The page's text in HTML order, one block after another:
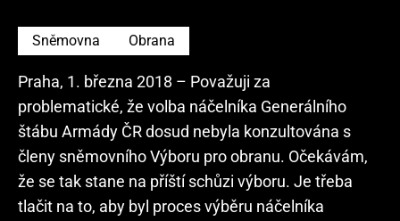
Sněmovna Obrana
Praha, 1. března 2018 – Považuji za
problematické, že volba náčelníka Generálního
štábu Armády ČR dosud nebyla konzultována s
členy sněmovního Výboru pro obranu. Očekávám,
že se tak stane na příští schůzi výboru. Je třeba
tlačit na to, aby byl proces výběru náčelníka